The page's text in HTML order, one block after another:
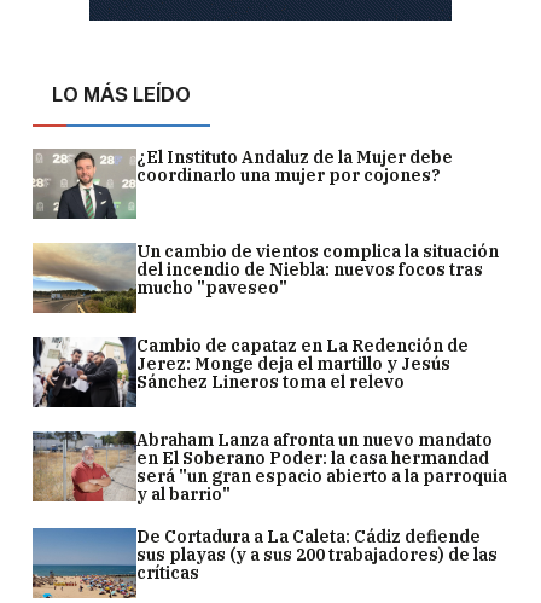
LO MÁS LEÍDO
¿El Instituto Andaluz de la Mujer debe
coordinarlo una mujer por cojones?
Un cambio de vientos complica la situación
del incendio de Niebla: nuevos focos tras
mucho "paveseo"
Cambio de capataz en La Redención de
Jerez: Monge deja el martillo y Jesús
Sánchez Lineros toma el relevo
Abraham Lanza afronta un nuevo mandato
en El Soberano Poder: la casa hermandad
será "un gran espacio abierto a la parroquia
y al barrio"
De Cortadura a La Caleta: Cádiz defiende
sus playas (y a sus 200 trabajadores) de las
críticas